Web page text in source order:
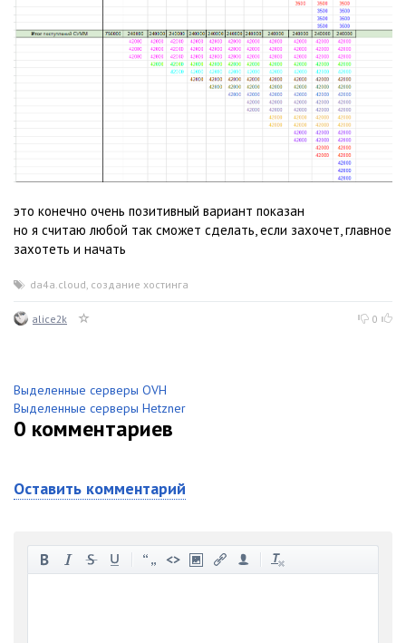
это конечно очень позитивный вариант показан
но я считаю любой так сможет сделать, если захочет, главное
захотеть и начать
da4a.cloud, создание хостинга
alice2k 0
Выделенные серверы OVH
Выделенные серверы Hetzner
0 комментариев
Оставить комментарий